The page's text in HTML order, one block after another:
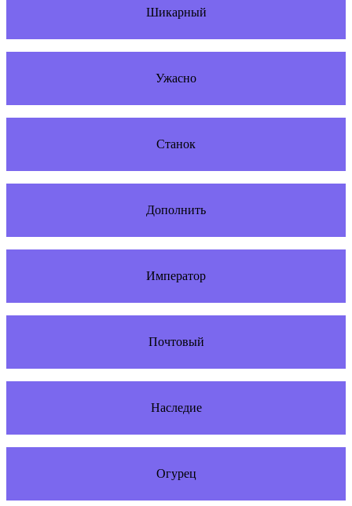
Шикарный
Ужасно
Станок
Дополнить
Император
Почтовый
Наследие
Огурец